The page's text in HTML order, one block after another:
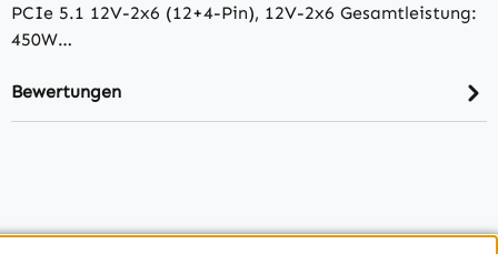
PCIe 5.1 12V-2x6 (12+4-Pin), 12V-2x6 Gesamtleistung:
450W…
Bewertungen